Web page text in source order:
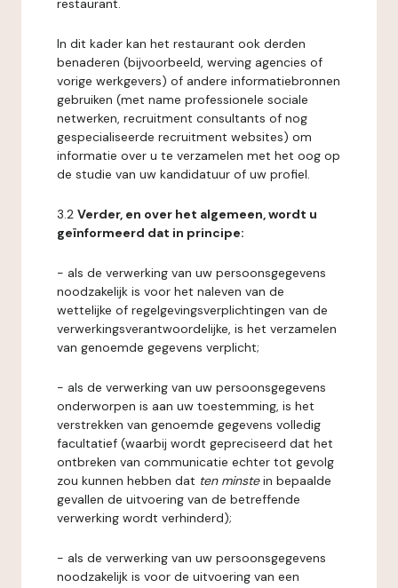
restaurant.
In dit kader kan het restaurant ook derden
benaderen (bijvoorbeeld, werving agencies of
vorige werkgevers) of andere informatiebronnen
gebruiken (met name professionele sociale
netwerken, recruitment consultants of nog
gespecialiseerde recruitment websites) om
informatie over u te verzamelen met het oog op
de studie van uw kandidatuur of uw profiel.
3.2 Verder, en over het algemeen, wordt u
geïnformeerd dat in principe:
- als de verwerking van uw persoonsgegevens
noodzakelijk is voor het naleven van de
wettelijke of regelgevingsverplichtingen van de
verwerkingsverantwoordelijke, is het verzamelen
van genoemde gegevens verplicht;
- als de verwerking van uw persoonsgegevens
onderworpen is aan uw toestemming, is het
verstrekken van genoemde gegevens volledig
facultatief (waarbij wordt gepreciseerd dat het
ontbreken van communicatie echter tot gevolg
zou kunnen hebben dat ten minstein bepaalde
gevallen de uitvoering van de betreffende
verwerking wordt verhinderd);
- als de verwerking van uw persoonsgegevens
noodzakelijk is voor de uitvoering van een